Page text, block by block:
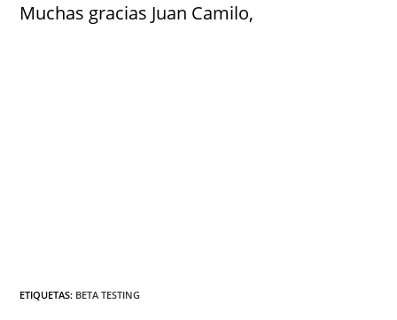
Muchas gracias Juan Camilo,
ETIQUETAS: BETA TESTING